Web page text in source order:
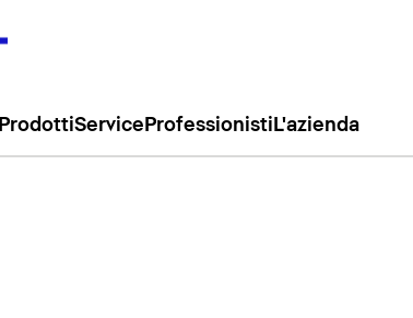
ProdottiService Professionisti L'azienda